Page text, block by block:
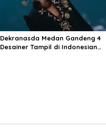
Dekranasda Medan Gandeng 4
Desainer Tampil di Indonesian